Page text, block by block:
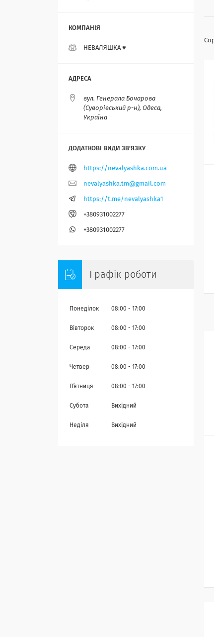
НЕВАЛЯШКА ♥️
вул. Генерала Бочарова
(Суворівський р-н), Одеса,
Україна
https://nevalyashka.com.ua
nevalyashka.tm@gmail.com
https://t.me/nevalyashka1
+380931002277
+380931002277
Графік роботи
Понеділок 08:00 17:00
Вівторок 08:00 17:00
Середа 08:00 17:00
Четвер 08:00 17:00
Пʼятниця 08:00 17:00
Субота Вихідний
Неділя Вихідний